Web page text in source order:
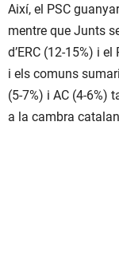
Així, el PSC
mentre que Junts
d’ERC (12-15%) i
i els comuns
(5-7%) i AC (4-6%)
a la cambra